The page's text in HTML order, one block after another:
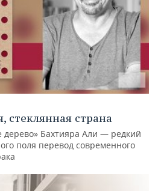
стеклянная страна
дерево» Бахтияра Али — редкий
поля перевод современного